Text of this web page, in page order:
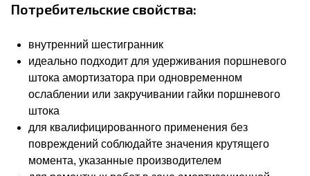
Потребительские свойства:
внутренний шестигранник
идеально подходит для удерживания поршневого
штока амортизатора при одновременном
ослаблении или закручивании гайки поршневого
штока
для квалифицированного применения без
повреждений соблюдайте значения крутящего
момента, указанные производителем